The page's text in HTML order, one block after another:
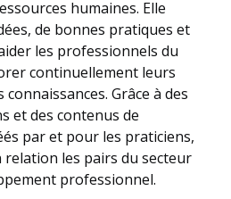
humaines. Elle
de bonnes pratiques et
les professionnels du
continuellement leurs
Grâce à des
et des contenus de
par et pour les praticiens,
les pairs du secteur
professionnel.